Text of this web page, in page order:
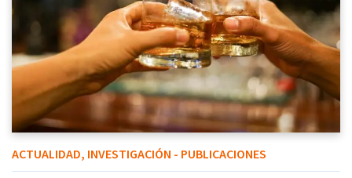
ACTUALIDAD, INVESTIGACIÓN - PUBLICACIONES